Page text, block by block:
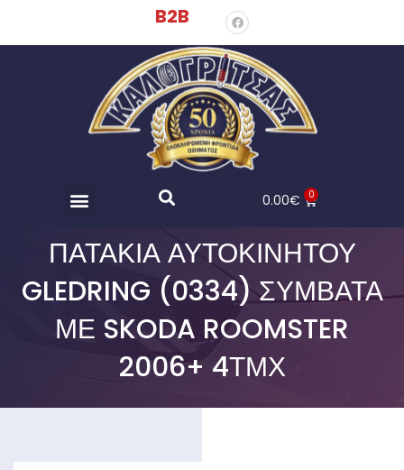
B2B
0.00€ 0
ΠΑΤΆΚΙΑ ΑΥΤΟΚΙΝΉΤΟΥ
GLEDRING (0334) ΣΥΜΒΑΤΆ
ΜΕ SKODA ROOMSTER
2006+ 4ΤΜΧ